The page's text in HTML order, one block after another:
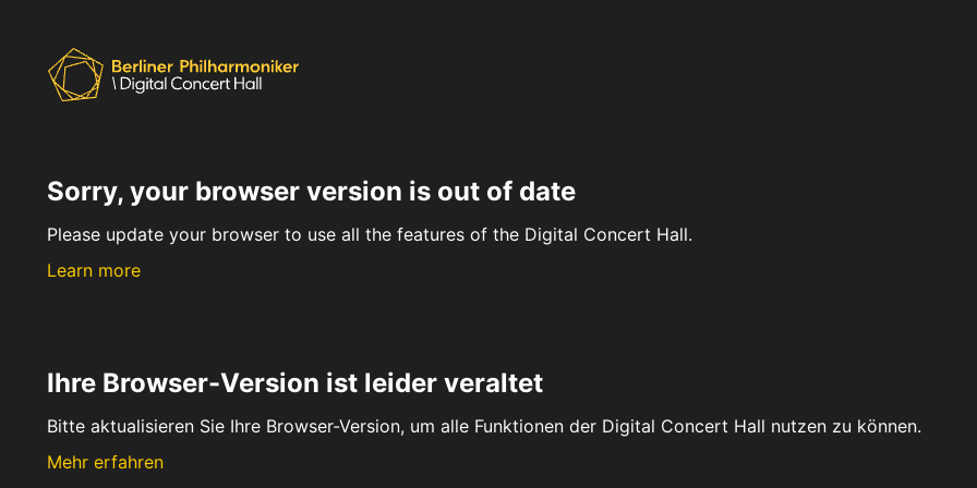
Sorry, your browser version is out of date
Please update your browser to use all the features of the Digital Concert Hall.
Learn more
Ihre Browser-Version ist leider veraltet
Bitte aktualisieren Sie Ihre Browser-Version, um alle Funktionen der Digital Concert Hall nutzen zu können.
Mehr erfahren